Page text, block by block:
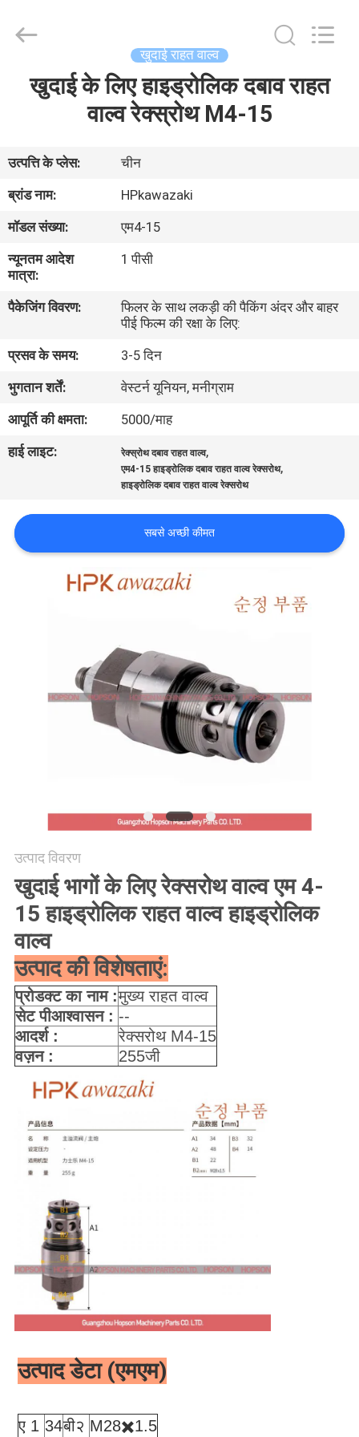
वीडियो
बारे
में
कारखाना
भ्रमण
गुणवत्ता
नियंत्रण
संपर्क
करें
साइटमैप
Parts
Reserved.
खुदाई राहत वाल्व
खुदाई के लिए हाइड्रोलिक दबाव राहत
वाल्व रेक्स्रोथ M4-15
उत्पत्ति के प्लेस:
चीन
ब्रांड नाम:
HPkawazaki
मॉडल संख्या:
एम4-15
न्यूनतम आदेश
मात्रा:
1 पीसी
पैकेजिंग विवरण:
फिलर के साथ लकड़ी की पैकिंग अंदर और बाहर
पीई फिल्म की रक्षा के लिए:
प्रसव के समय:
3-5 दिन
भुगतान शर्तें:
वेस्टर्न यूनियन, मनीग्राम
आपूर्ति की क्षमता:
5000/माह
हाई लाइट:
रेक्स्रोथ दबाव राहत वाल्व,
एम4-15 हाइड्रोलिक दबाव राहत वाल्व रेक्सरोथ,
हाइड्रोलिक दबाव राहत वाल्व रेक्सरोथ
सबसे अच्छी कीमत
उत्पाद विवरण
खुदाई भागों के लिए रेक्सरोथ वाल्व एम 4-
15 हाइड्रोलिक राहत वाल्व हाइड्रोलिक
वाल्व
उत्पाद की विशेषताएं:
प्रोडक्ट का नाम :मुख्य राहत वाल्व
सेटपीआश्वासन: --
आदर्श :
रेक्सरोथ M4-15
वज़न :
255जी
उत्पाद डेटा (एमएम)
ए 1 34बी२ M28✖️1.5